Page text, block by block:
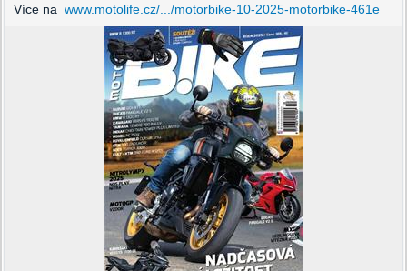
Více na www.motolife.cz/.../motorbike-10-2025-motorbike-461e